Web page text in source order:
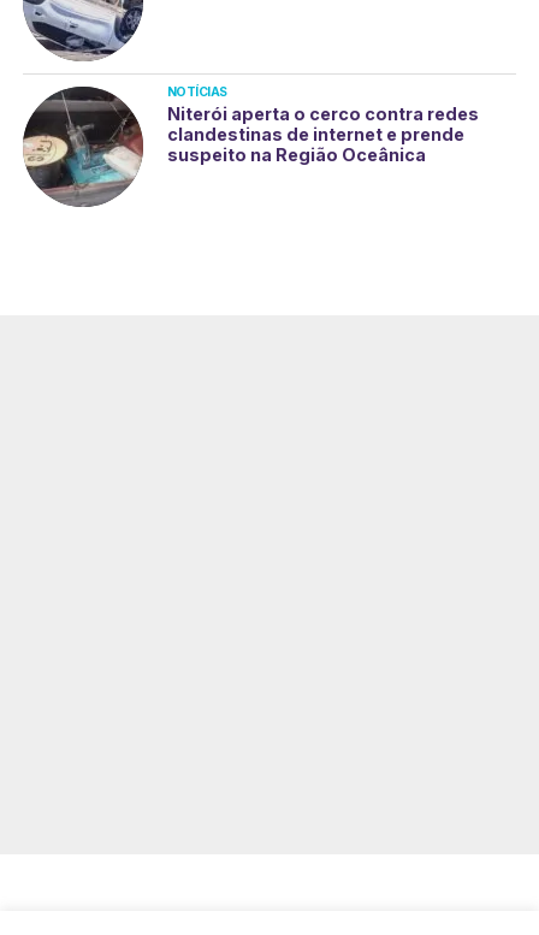
NOTÍCIAS
Niterói aperta o cerco contra redes
clandestinas de internet e prende
suspeito na Região Oceânica